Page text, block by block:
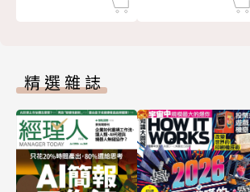
精選雜誌